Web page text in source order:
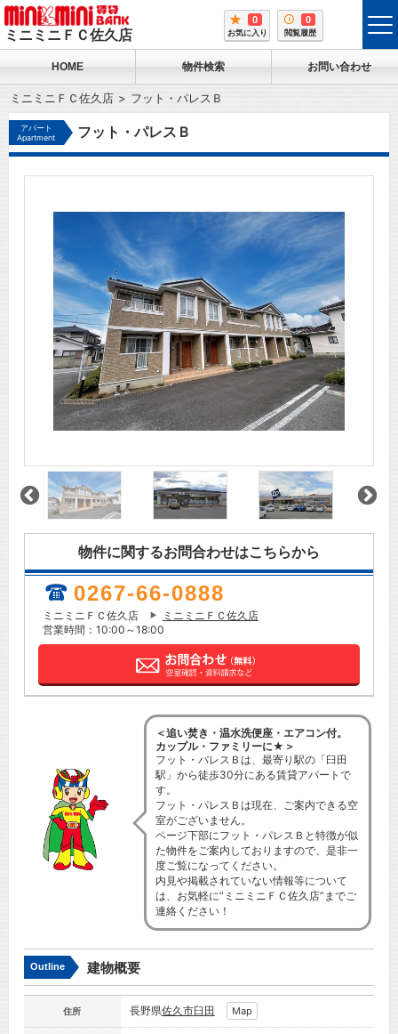
ミニミニＦＣ佐久店
0
お気に入り
0
閲覧履歴
HOME 物件検索 お問い合わせ
ミニミニＦＣ佐久店 フット・パレスＢ
アパート
Apartment
フット・パレスＢ
物件に関するお問合わせはこちらから
0267-66-0888
ミニミニＦＣ佐久店
ミニミニＦＣ佐久店
営業時間：10:00～18:00
＜追い焚き・温水洗便座・エアコン付。
カップル・ファミリーに★＞
フット・パレスＢは、最寄り駅の「臼田
駅」から徒歩30分にある賃貸アパートで
す。
フット・パレスＢは現在、ご案内できる空
室がございません。
ページ下部にフット・パレスＢと特徴が似
た物件をご案内しておりますので、是非一
度ご覧になってください。
内見や掲載されていない情報等について
は、お気軽に”ミニミニＦＣ佐久店”までご
連絡ください！
Outline 建物概要
住所 長野県佐久市臼田 Map